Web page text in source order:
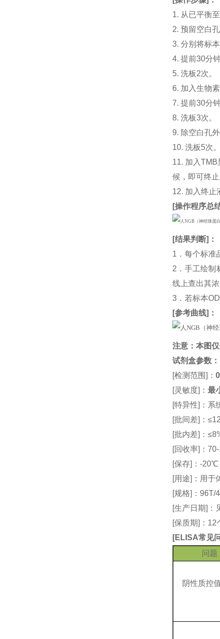
1. 从已平衡
2. 预留空白
3. 分别将标
4. 提前30分
5. 洗板2次。
6. 加入生物
7. 提前30分
8. 洗板3次。
9. 除空白孔
10. 洗板5次
11. 加入
候，即可终
12. 加入终止
[操作程序总
[结果判断]：
1．每个标准
2．手工绘制
线上查出其
3．若标本
[参考曲线]：
注意：本图
试剂盒参数 ：
[检测范围]：
[灵敏度]：最
[特异性]：系
[批间差]：
[批内差]：
[回收率]：
[保存]：-
[用途]：用于
[规格]：96T/
[生产日期]：
[保质期]：
[ELISA常见
问题
阴性质控